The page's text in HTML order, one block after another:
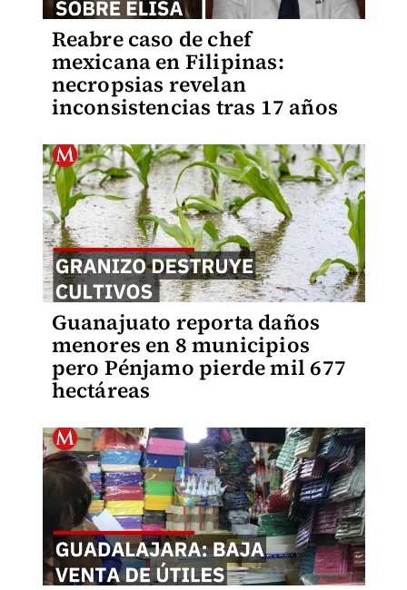
Reabre caso de chef
mexicana en Filipinas:
necropsias revelan
inconsistencias tras 17 años
Guanajuato reporta daños
menores en 8 municipios
pero Pénjamo pierde mil 677
hectáreas